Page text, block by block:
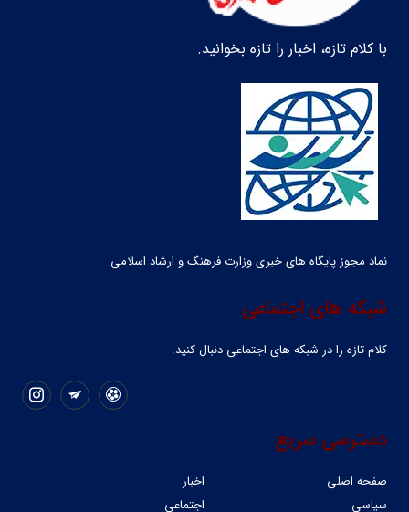
با کلام تازه، اخبار را تازه بخوانید.
نماد مجوز پایگاه های خبری وزارت فرهنگ و ارشاد اسلامی
شبکه های اجتماعی
کلام تازه را در شبکه ‌های اجتماعی دنبال کنید.
دسترسی سریع
صفحه اصلی
اخبار
سیاسی
اجتماعی